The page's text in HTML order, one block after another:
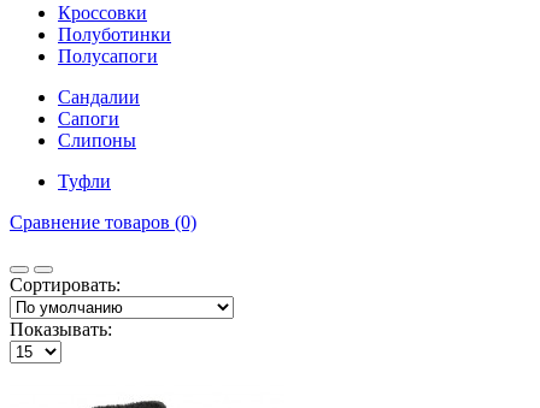
Кроссовки
Полуботинки
Полусапоги
Сандалии
Сапоги
Слипоны
Туфли
Сравнение товаров (0)
Сортировать:
Показывать: